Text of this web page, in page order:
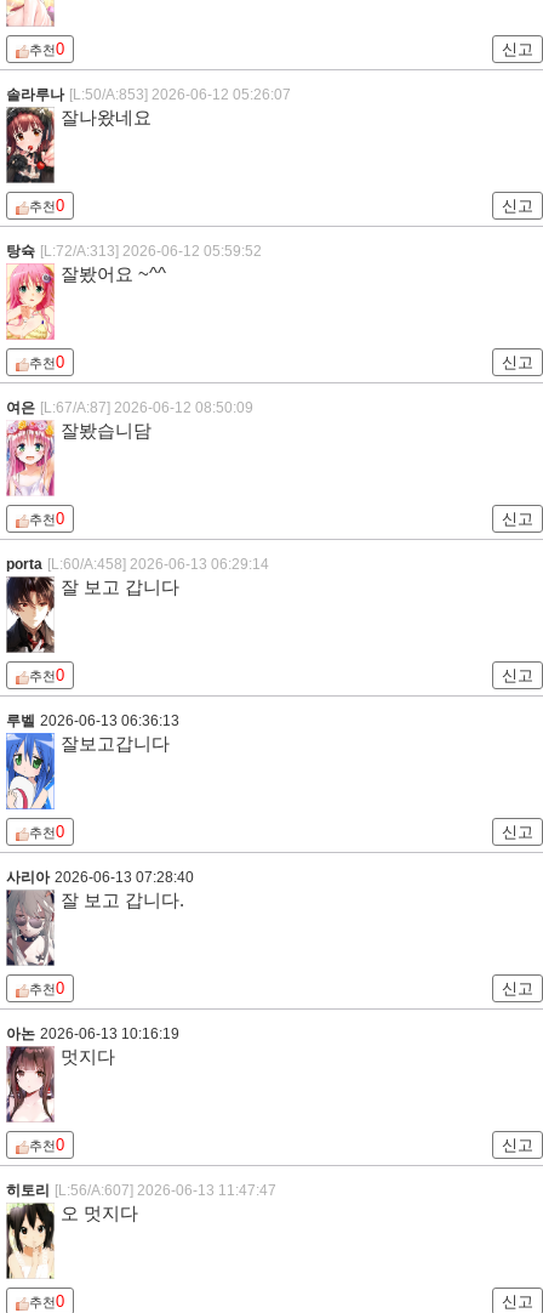
추천0 신고
솔라루나 [L:50/A:853] 2026-06-12 05:26:07
잘나왔네요
추천0 신고
탕슉 [L:72/A:313] 2026-06-12 05:59:52
잘봤어요 ~^^
추천0 신고
여은 [L:67/A:87] 2026-06-12 08:50:09
잘봤습니담
추천0 신고
porta [L:60/A:458] 2026-06-13 06:29:14
잘 보고 갑니다
추천0 신고
루벨 2026-06-13 06:36:13
잘보고갑니다
추천0 신고
사리아 2026-06-13 07:28:40
잘 보고 갑니다.
추천0 신고
아논 2026-06-13 10:16:19
멋지다
추천0 신고
히토리 [L:56/A:607] 2026-06-13 11:47:47
오 멋지다
추천0 신고